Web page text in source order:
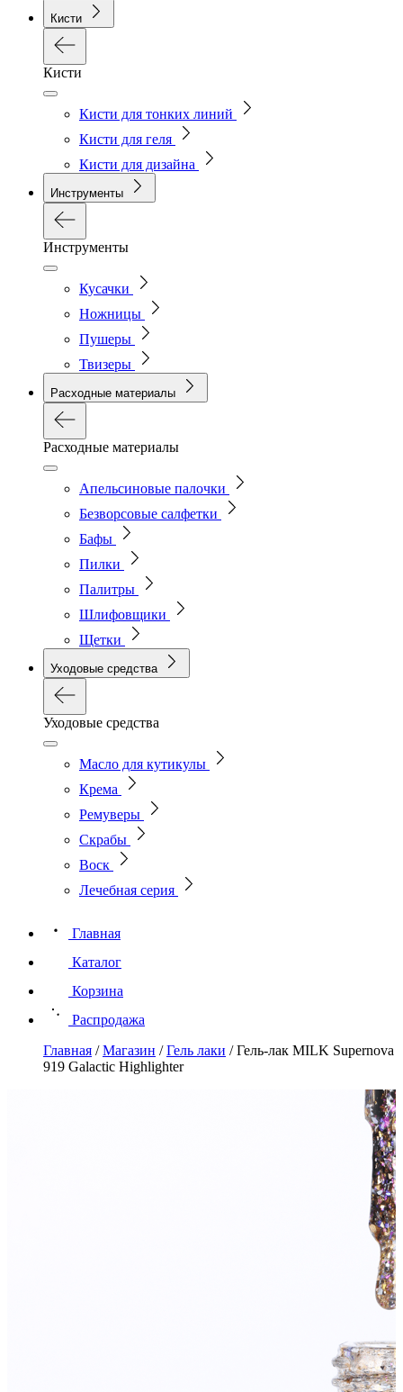
Кисти
Кисти
Кисти для тонких линий
Кисти для геля
Кисти для дизайна
Инструменты
Инструменты
Кусачки
Ножницы
Пушеры
Твизеры
Расходные материалы
Расходные материалы
Апельсиновые палочки
Безворсовые салфетки
Бафы
Пилки
Палитры
Шлифовщики
Щетки
Уходовые средства
Уходовые средства
Масло для кутикулы
Крема
Ремуверы
Скрабы
Воск
Лечебная серия
Главная
Каталог
Корзина
Распродажа
Главная /Магазин /Гель лаки /Гель-лак MILK Supernova
919 Galactic Highlighter